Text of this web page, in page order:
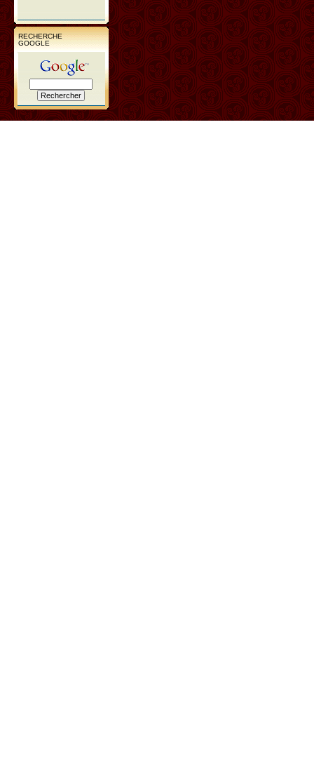
RECHERCHE
GOOGLE